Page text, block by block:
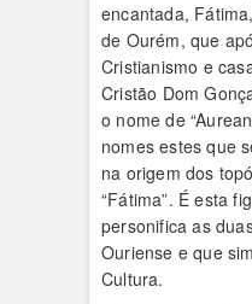
encantada,
de Ourém, que
Cristianismo e
Cristão Dom
o nome de
nomes estes que
na origem dos
“Fátima”. É esta
personifica as
Ouriense e que
Cultura.